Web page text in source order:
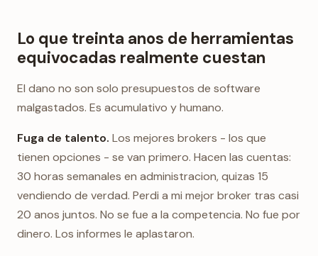
Lo que treinta anos de herramientas
equivocadas realmente cuestan
El dano no son solo presupuestos de software
malgastados. Es acumulativo y humano.
Fuga de talento. Los mejores brokers - los que
tienen opciones - se van primero. Hacen las cuentas:
30 horas semanales en administracion, quizas 15
vendiendo de verdad. Perdi a mi mejor broker tras casi
20 anos juntos. No se fue a la competencia. No fue por
dinero. Los informes le aplastaron.